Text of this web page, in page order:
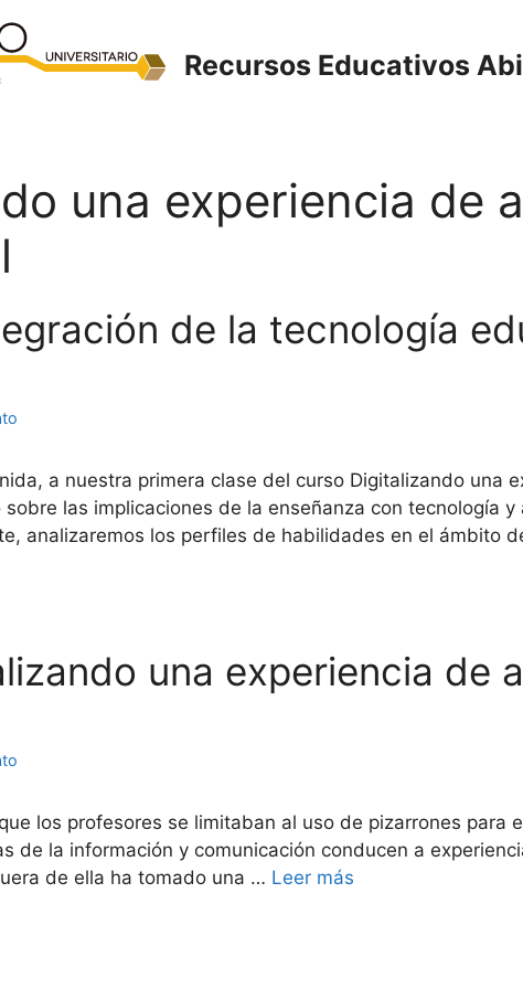
Recursos Educativos
una experiencia de
de la tecnología
a nuestra primera clase del curso Digitalizando una
las implicaciones de la enseñanza con tecnología
analizaremos los perfiles de habilidades en el ámbito
una experiencia de
los profesores se limitaban al uso de pizarrones para
de la información y comunicación conducen a
de ella ha tomado una … Leer más